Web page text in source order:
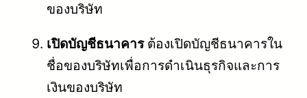
ของบริษัท
เปิดบัญชีธนาคารต้องเปิดบัญชีธนาคารใน
ชื่อของบริษัทเพื่อการดำเนินธุรกิจและการ
เงินของบริษัท